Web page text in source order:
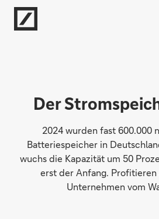
Der
2024 wurden fast 600.000
Batteriespeicher in
wuchs die Kapazität um 50
erst der Anfang.
Unternehmen vom